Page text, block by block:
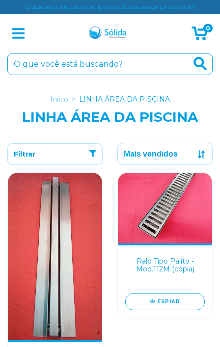
Clique aqui, faça sua inscrição e realize suas compras online!!
0
Início > LINHA ÁREA DA PISCINA
LINHA ÁREA DA PISCINA
Filtrar
Ralo Tipo Palito -
Mod.112M (cópia)
ESPIAR